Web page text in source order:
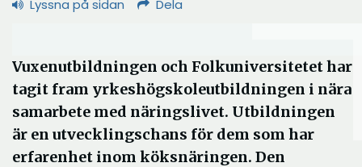
Lyssna på sidan Dela
Vuxenutbildningen och Folkuniversitetet har
tagit fram yrkeshögskoleutbildningen i nära
samarbete med näringslivet. Utbildningen
är en utvecklingschans för dem som har
erfarenhet inom köksnäringen. Den